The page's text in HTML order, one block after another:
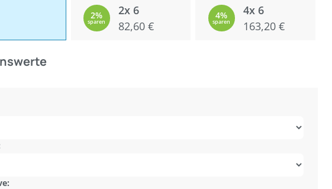
2%
sparen
2x 6
82,60 €
4%
sparen
4x 6
163,20 €